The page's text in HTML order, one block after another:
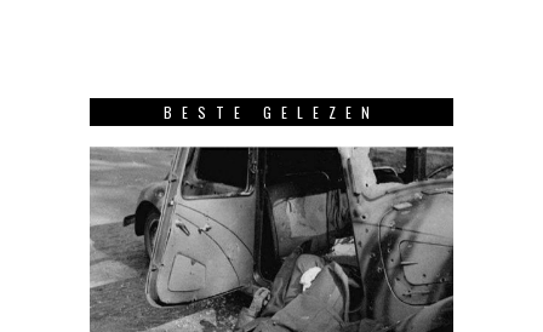
BESTE GELEZEN